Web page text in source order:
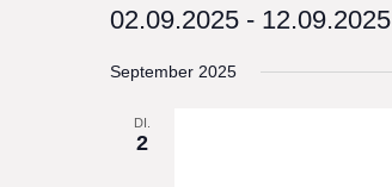
02.09.2025 - 12.09.2025
date.
September 2025
DI.
2